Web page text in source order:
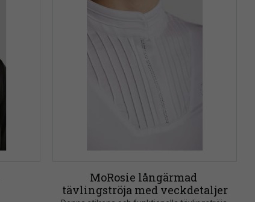
MoRosie långärmad
tävlingströja med veckdetaljer